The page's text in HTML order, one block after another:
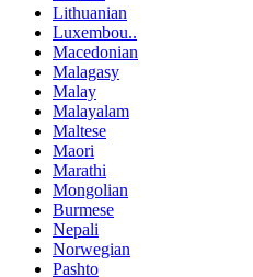
Lithuanian
Luxembou..
Macedonian
Malagasy
Malay
Malayalam
Maltese
Maori
Marathi
Mongolian
Burmese
Nepali
Norwegian
Pashto